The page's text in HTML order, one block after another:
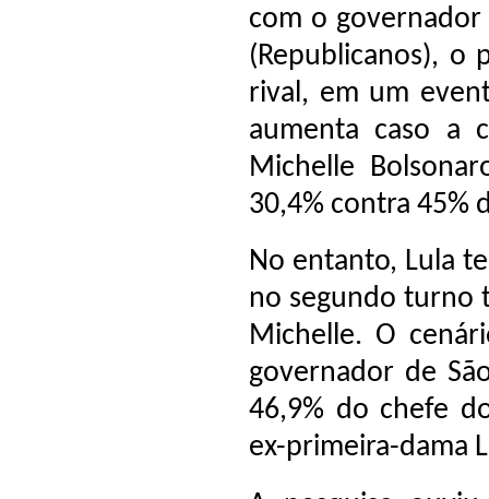
com o governador
(Republicanos), o
rival, em um
aumenta caso a
Michelle
30,4% contra 45%
No entanto, Lula
no segundo turno
Michelle. O
governador de
46,9% do chefe
ex-primeira-dama